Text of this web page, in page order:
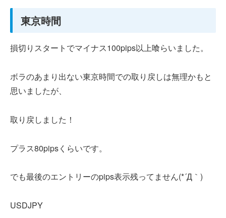
東京時間
損切りスタートでマイナス100pips以上喰らいました。
ボラのあまり出ない東京時間での取り戻しは無理かもと
思いましたが、
取り戻しました！
プラス80pipsくらいです。
でも最後のエントリーのpips表示残ってません(*´Д｀)
USDJPY